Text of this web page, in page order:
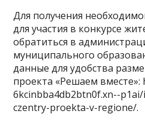
Для получения
для участия в конкурсе
обратиться в
муниципального
данные для удобства
проекта «Решаем
6kcinbba4db2btn0f.xn--
czentry-proekta-v-regione/.